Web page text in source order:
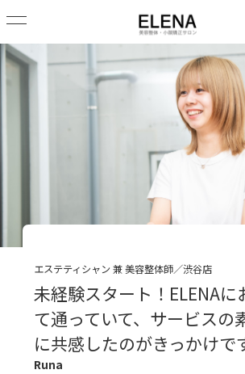
エステティシャン 兼 美容整体師／渋谷店
未経験スタート！ELENAに
て通っていて、サービスの
に共感したのがきっかけで
Runa